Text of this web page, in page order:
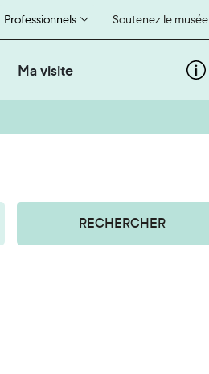
Soutenez le musée
Professionnels
Ma visite
RECHERCHER